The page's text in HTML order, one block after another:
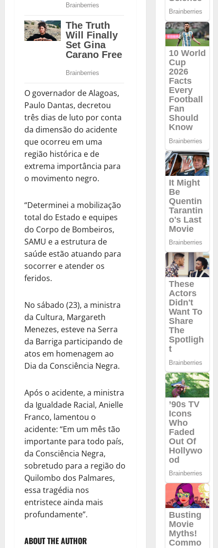
O governador de Alagoas,
Paulo Dantas, decretou
três dias de luto por conta
da dimensão do acidente
que ocorreu em uma
região histórica e de
extrema importância para
o movimento negro.
“Determinei a mobilização
total do Estado e equipes
do Corpo de Bombeiros,
SAMU e a estrutura de
saúde estão atuando para
socorrer e atender os
feridos.
No sábado (23), a ministra
da Cultura, Margareth
Menezes, esteve na Serra
da Barriga participando de
atos em homenagem ao
Dia da Consciência Negra.
Após o acidente, a ministra
da Igualdade Racial, Anielle
Franco, lamentou o
acidente: “Em um mês tão
importante para todo país,
da Consciência Negra,
sobretudo para a região do
Quilombo dos Palmares,
essa tragédia nos
entristece ainda mais
profundamente”.
ABOUT THE AUTHOR